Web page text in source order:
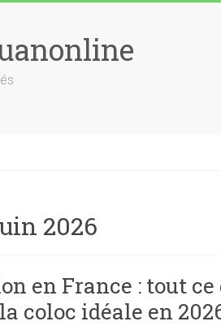
2026
en France : tout
coloc idéale en